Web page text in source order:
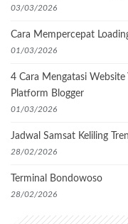
03/03/2026
Cara Mempercepat
01/03/2026
4 Cara Mengatasi Website
Platform Blogger
01/03/2026
Jadwal Samsat Keliling
28/02/2026
Terminal Bondowoso
28/02/2026